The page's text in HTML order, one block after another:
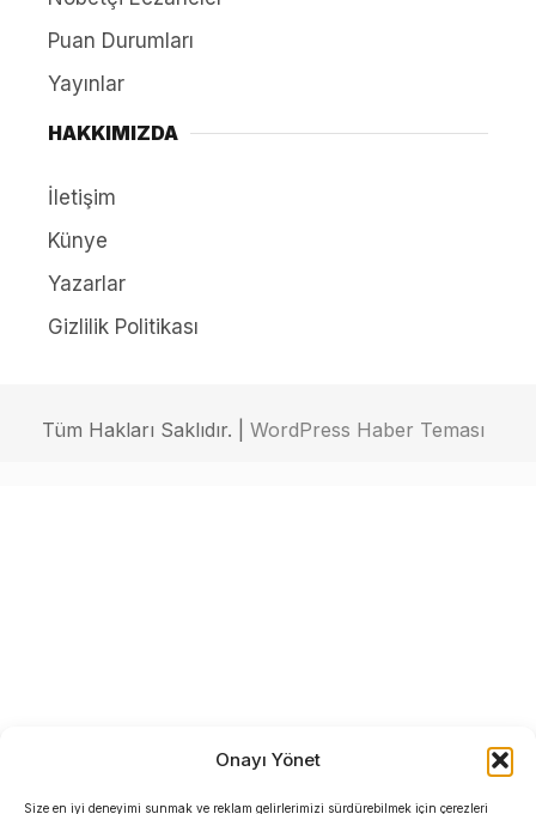
Onayı Yönet
Size en iyi deneyimi sunmak ve reklam gelirlerimizi sürdürebilmek için çerezleri
Puan Durumları
Yayınlar
HAKKIMIZDA
İletişim
Künye
Yazarlar
Gizlilik Politikası
Tüm Hakları Saklıdır. | WordPress Haber Teması